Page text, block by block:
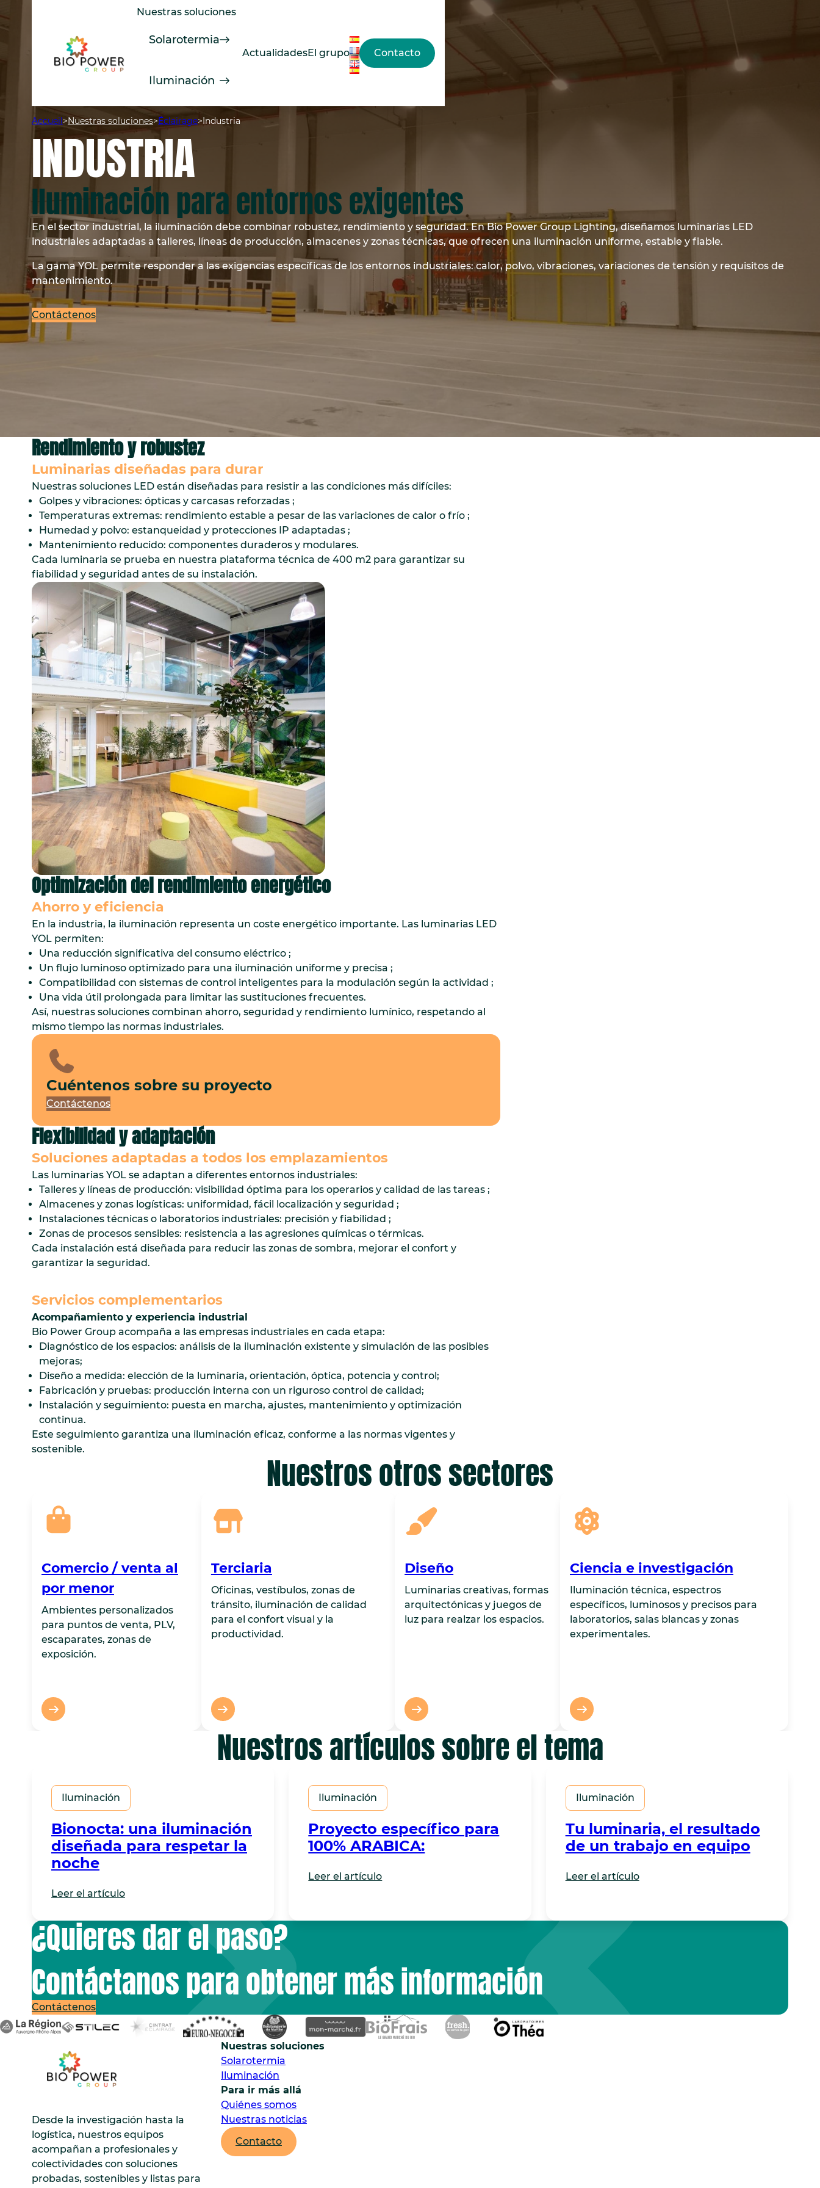
contenido
Nuestras soluciones
Solarotermia
Iluminación
ActualidadesEl grupo Contacto
Accueil>Nuestras soluciones>Éclairage>Industria
INDUSTRIA
Iluminación para entornos exigentes
En el sector industrial, la iluminación debe combinar robustez, rendimiento y seguridad. En Bio Power Group Lighting, diseñamos luminarias LED
industriales adaptadas a talleres, líneas de producción, almacenes y zonas técnicas, que ofrecen una iluminación uniforme, estable y fiable.
La gama YOL permite responder a las exigencias específicas de los entornos industriales: calor, polvo, vibraciones, variaciones de tensión y requisitos de
mantenimiento.
Contáctenos
Rendimiento y robustez
Luminarias diseñadas para durar
Nuestras soluciones LED están diseñadas para resistir a las condiciones más difíciles:
Golpes y vibraciones: ópticas y carcasas reforzadas ;
Temperaturas extremas: rendimiento estable a pesar de las variaciones de calor o frío ;
Humedad y polvo: estanqueidad y protecciones IP adaptadas ;
Mantenimiento reducido: componentes duraderos y modulares.
Cada luminaria se prueba en nuestra plataforma técnica de 400 m2 para garantizar su
fiabilidad y seguridad antes de su instalación.
Optimización del rendimiento energético
Ahorro y eficiencia
En la industria, la iluminación representa un coste energético importante. Las luminarias LED
YOL permiten:
Una reducción significativa del consumo eléctrico ;
Un flujo luminoso optimizado para una iluminación uniforme y precisa ;
Compatibilidad con sistemas de control inteligentes para la modulación según la actividad ;
Una vida útil prolongada para limitar las sustituciones frecuentes.
Así, nuestras soluciones combinan ahorro, seguridad y rendimiento lumínico, respetando al
mismo tiempo las normas industriales.
Cuéntenos sobre su proyecto
Contáctenos
Flexibilidad yadaptación
Soluciones adaptadas a todos los emplazamientos
Las luminarias YOL se adaptan a diferentes entornos industriales:
Talleres y líneas de producción: visibilidad óptima para los operarios y calidad de las tareas ;
Almacenes y zonas logísticas: uniformidad, fácil localización y seguridad ;
Instalaciones técnicas o laboratorios industriales: precisión y fiabilidad ;
Zonas de procesos sensibles: resistencia a las agresiones químicas o térmicas.
Cada instalación está diseñada para reducir las zonas de sombra, mejorar el confort y
garantizar la seguridad.
Servicios complementarios
Acompañamiento y experiencia industrial
Bio Power Group acompaña a las empresas industriales en cada etapa:
Diagnóstico de los espacios: análisis de la iluminación existente y simulación de las posibles
mejoras;
Diseño a medida: elección de la luminaria, orientación, óptica, potencia y control;
Fabricación y pruebas: producción interna con un riguroso control de calidad;
Instalación y seguimiento: puesta en marcha, ajustes, mantenimiento y optimización
continua.
Este seguimiento garantiza una iluminación eficaz, conforme a las normas vigentes y
sostenible.
Nuestros otros sectores
Comercio / venta al
por menor
Ambientes personalizados
para puntos de venta, PLV,
escaparates, zonas de
exposición.
Terciaria
Oficinas, vestíbulos, zonas de
tránsito, iluminación de calidad
para el confort visual y la
productividad.
Diseño
Luminarias creativas, formas
arquitectónicas y juegos de
luz para realzar los espacios.
Ciencia e investigación
Iluminación técnica, espectros
específicos, luminosos y precisos para
laboratorios, salas blancas y zonas
experimentales.
Nuestros artículos sobre el tema
Iluminación
Bionocta: una iluminación
diseñada para respetar la
noche
Leer el artículo
Iluminación
Proyecto específico para
100% ARABICA:
Leer el artículo
Iluminación
Tu luminaria, el resultado
de un trabajo en equipo
Leer el artículo
¿Quieres dar el paso?
Contáctanos para obtener más información
Contáctenos
Desde la investigación hasta la
logística, nuestros equipos
acompañan a profesionales y
colectividades con soluciones
probadas, sostenibles y listas para
Nuestras soluciones
Solarotermia
Iluminación
Para ir más allá
Quiénes somos
Nuestras noticias
Contacto